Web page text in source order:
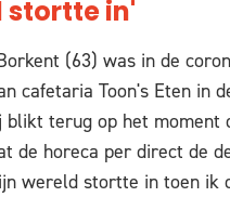
stortte in'
(63) was in de
cafetaria Toon's Eten in
blikt terug op het moment
de horeca per direct de
wereld stortte in toen ik